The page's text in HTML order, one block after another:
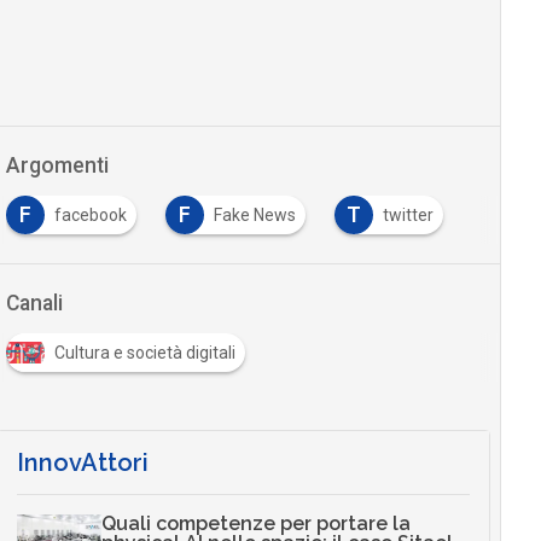
Argomenti
F facebook F Fake News T twitter
Canali
Cultura e società digitali
InnovAttori
Quali competenze per portare la